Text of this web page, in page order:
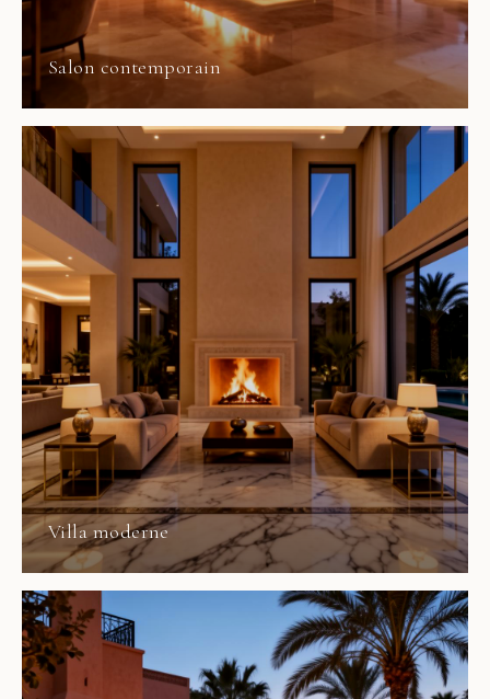
Salon contemporain
Villa moderne